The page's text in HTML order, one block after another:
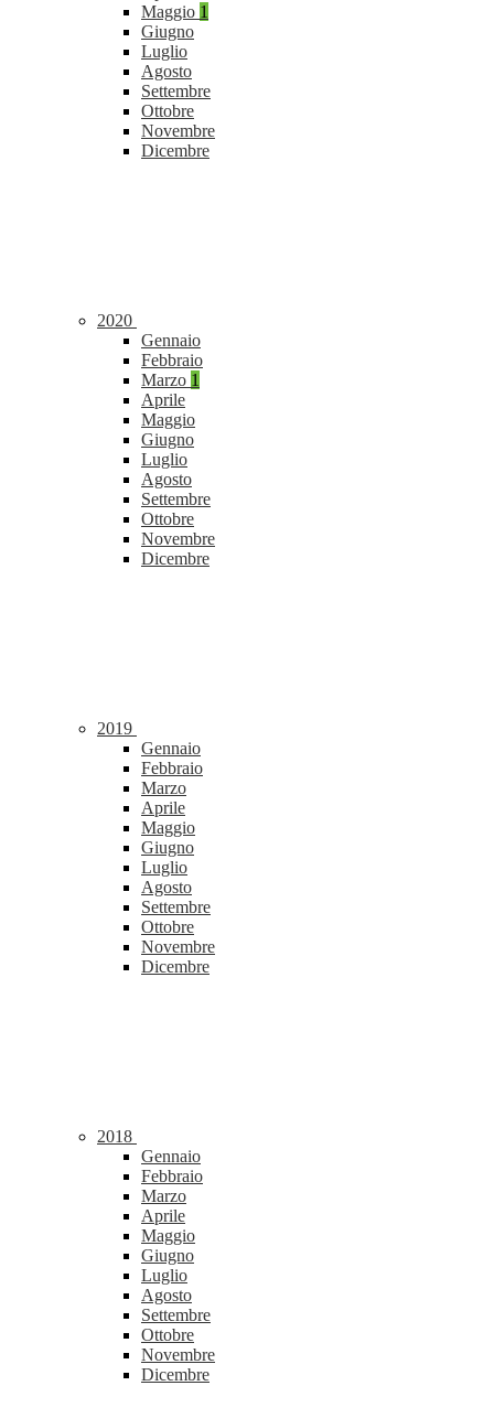
Maggio 1
Giugno
Luglio
Agosto
Settembre
Ottobre
Novembre
Dicembre
2020
Gennaio
Febbraio
Marzo 1
Aprile
Maggio
Giugno
Luglio
Agosto
Settembre
Ottobre
Novembre
Dicembre
2019
Gennaio
Febbraio
Marzo
Aprile
Maggio
Giugno
Luglio
Agosto
Settembre
Ottobre
Novembre
Dicembre
2018
Gennaio
Febbraio
Marzo
Aprile
Maggio
Giugno
Luglio
Agosto
Settembre
Ottobre
Novembre
Dicembre